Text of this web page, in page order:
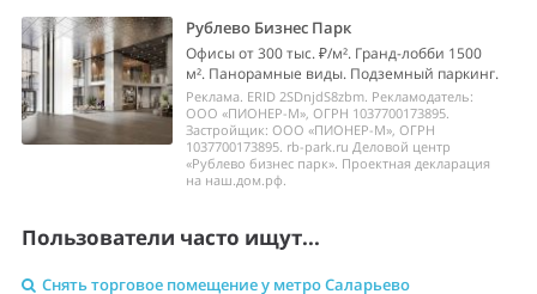
Рублево Бизнес Парк
Офисы от 300 тыс. ₽/м². Гранд-лобби 1500
м². Панорамные виды. Подземный паркинг.
Реклама. ERID 2SDnjdS8zbm. Рекламодатель:
ООО «ПИОНЕР-М», ОГРН 1037700173895.
Застройщик: ООО «ПИОНЕР-М», ОГРН
1037700173895. rb-park.ru Деловой центр
«Рублево бизнес парк». Проектная декларация
на наш.дом.рф.
Пользователи часто ищут...
Снять торговое помещение у метро Саларьево